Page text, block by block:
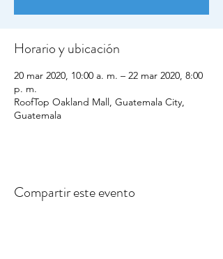
Horario y ubicación
20 mar 2020, 10:00 a. m. – 22 mar 2020, 8:00
p. m.
RoofTop Oakland Mall, Guatemala City,
Guatemala
Compartir este evento